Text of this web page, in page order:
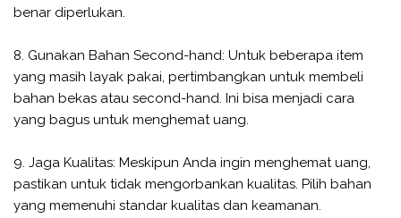
benar diperlukan.
8. Gunakan Bahan Second-hand: Untuk beberapa item
yang masih layak pakai, pertimbangkan untuk membeli
bahan bekas atau second-hand. Ini bisa menjadi cara
yang bagus untuk menghemat uang.
9. Jaga Kualitas: Meskipun Anda ingin menghemat uang,
pastikan untuk tidak mengorbankan kualitas. Pilih bahan
yang memenuhi standar kualitas dan keamanan.